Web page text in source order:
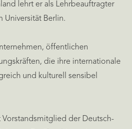
lehrt er als Lehrbeauftragter
Universität Berlin.
öffentlichen
die ihre internationale
und kulturell sensibel
Vorstandsmitglied der Deutsch-